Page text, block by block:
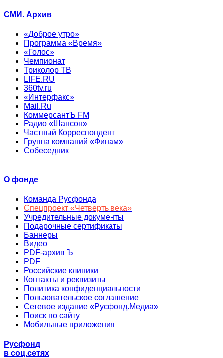
СМИ. Архив
«Доброе утро»
Программа «Время»
«Голос»
Чемпионат
Триколор ТВ
LIFE.RU
360tv.ru
«Интерфакс»
Mail.Ru
КоммерсантЪ FM
Радио «Шансон»
Частный Корреспондент
Группа компаний «Финам»
Собеседник
О фонде
Команда Русфонда
Спецпроект «Четверть века»
Учредительные документы
Подарочные сертификаты
Баннеры
Видео
PDF-архив Ъ
PDF
Российские клиники
Контакты и реквизиты
Политика конфиденциальности
Пользовательское соглашение
Сетевое издание «Русфонд.Медиа»
Поиск по сайту
Мобильные приложения
Русфонд
в соц.сетях